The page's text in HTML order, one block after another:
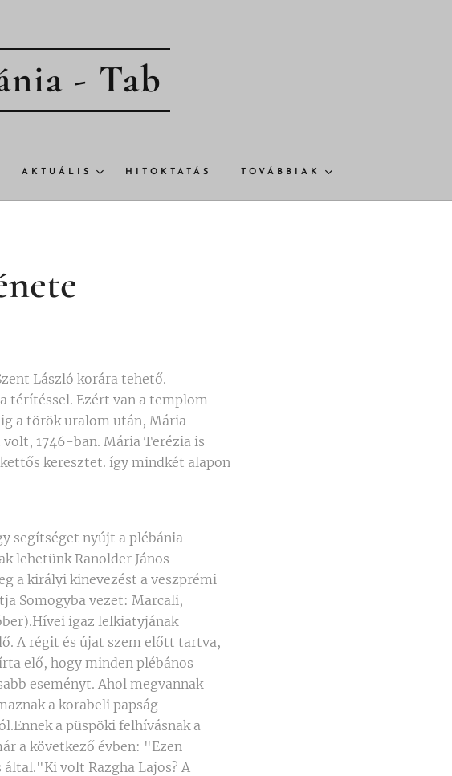
- Tab
AKTUÁLIS HITOKTATÁS TOVÁBBIAK
László korára tehető.
térítéssel. Ezért van a templom
a török uralom után, Mária
1746-ban. Mária Terézia is
keresztet. így mindkét alapon
segítséget nyújt a plébánia
lehetünk Ranolder János
a királyi kinevezést a veszprémi
Somogyba vezet: Marcali,
igaz lelkiatyjának
A régit és újat szem előtt tartva,
elő, hogy minden plébános
eseményt. Ahol megvannak
a korabeli papság
a püspöki felhívásnak a
a következő évben: "Ezen
volt Razgha Lajos? A